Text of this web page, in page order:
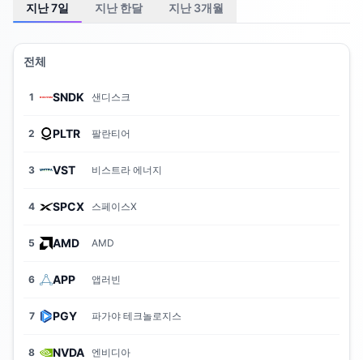
지난 7일 지난 한달 지난 3개월
전체
1 SNDK 샌디스크
2 PLTR 팔란티어
3 VST 비스트라 에너지
4 SPCX 스페이스X
5 AMD AMD
6 APP 앱러빈
7 PGY 파가야 테크놀로지스
8 NVDA 엔비디아